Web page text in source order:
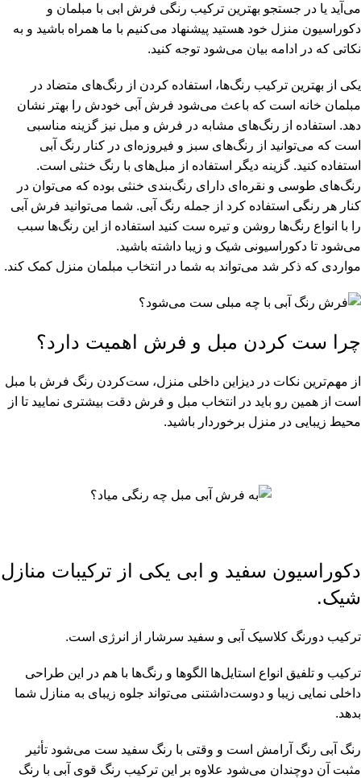
می‌آید یا در جستجو بهترین ترکیب رنگی فرش ابی با مبلمان و
دکوراسیون منزل خود هستید پیشنهاد می‌کنیم با ما همراه باشید و به
نکاتی که در ادامه بیان می‌شود توجه کنید.
یکی از بهترین ترکیب رنگ‌ها، استفاده کردن از رنگ‌های متضاد در
مبلمان خانه است که باعث می‌شود فرش آبی خودش را بهتر نشان
دهد. استفاده از رنگ‌های مشابه در فرش و مبل نیز گزینه مناسبی
است که می‌توانید از رنگ‌های سبز و فیروزه‌ای در کنار رنگ آبی
استفاده کنید. گزینه دیگر استفاده از مبل‌های با رنگ خنثی است.
رنگ‌های طوسی و نقره‌ای دارای رنگ‌بندی خنثی بوده که می‌توان در
کنار هر رنگی استفاده کرد از جمله رنگ آبی. شما می‌توانید فرش آبی
را با انواع رنگ‌ها روشن و تیره ست کنید استفاده از این رنگ‌ها سبب
می‌شود تا دکوراسیونی شیک و زیبا داشته باشید.
مواردی که ذکر شد می‌تواند به شما در انتخاب مبلمان منزل کمک کند.
چرا ست کردن مبل و فرش اهمیت دارد؟
از مهم‌ترین نکات در دیزاین داخلی منزل، ست‌کردن رنگ فرش با مبل
است از همین رو باید در انتخاب مبل و فرش دقت بیشتری نمایید تا از
محیط زیبایی در منزل برخوردار باشید.
دکوراسیون سفید و ابی یکی از ترکیبات منازل
شیک.
ترکیب دورنگ کلاسیک آبی و سفید سرشار از انرژی است.
ترکیب و تلفیق انواع استایل‌ها الگوها و رنگ‌ها با هم در این طراحی
داخلی نمایی زیبا و دوست‌داشتنی می‌تواند جلوه زیبای به منازل شما
بدهد.
رنگ آبی رنگ آرامش است و وقتی با رنگ سفید ست می‌شود تأثیر
مثبت آن دوچندان می‌شود علاوه بر این ترکیب رنگ قوی آبی با رنگ